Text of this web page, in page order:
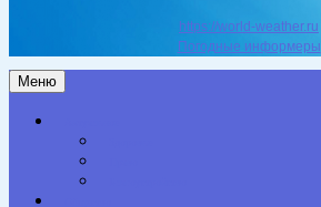
https://world-weather.ru
Погодные информеры
Меню